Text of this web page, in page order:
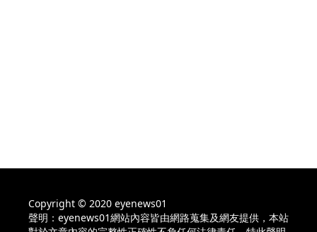
Copyright © 2020 eyenews01
聲明：eyenews01網站內容皆由網路蒐集及網友提供，本站